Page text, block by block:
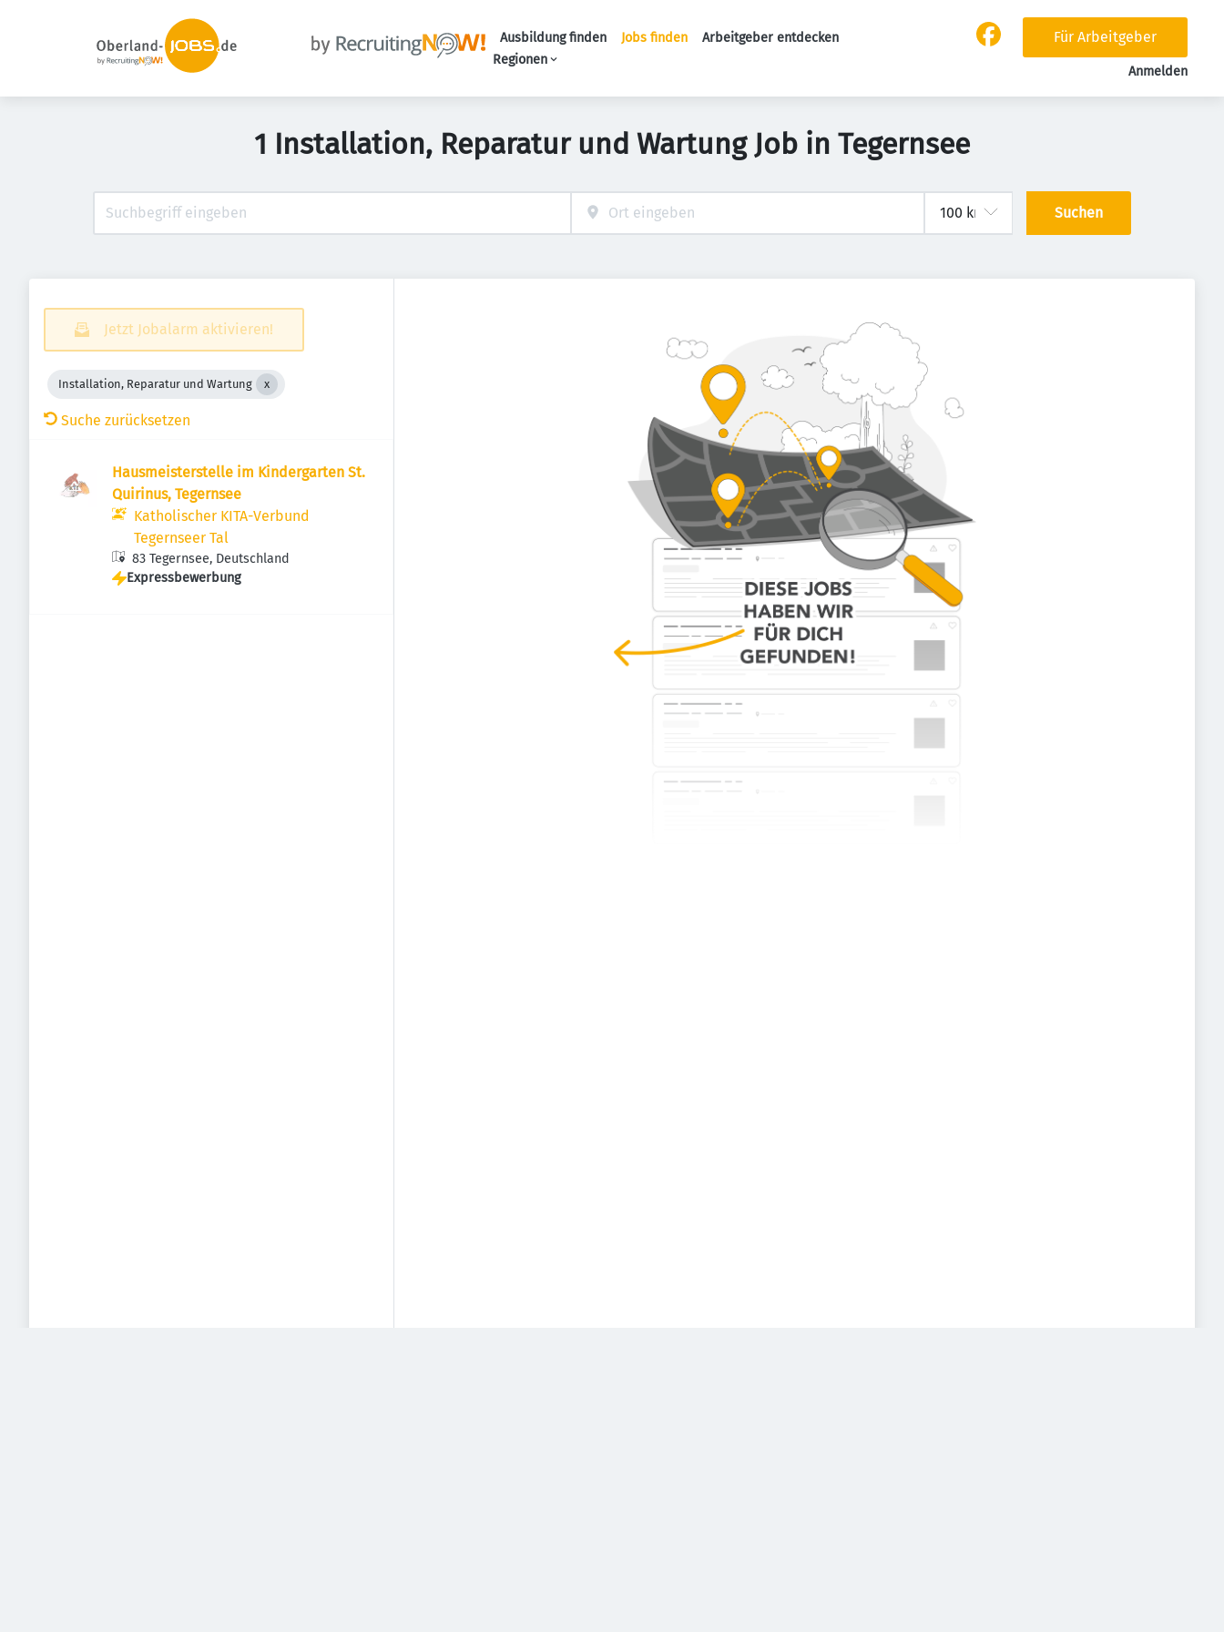
Ausbildung finden Jobs finden
Arbeitgeber entdecken
Regionen
Für Arbeitgeber
Anmelden
1 Installation, Reparatur und Wartung Job in Tegernsee
Suchen
Jetzt Jobalarm aktivieren!
Installation, Reparatur und Wartung
Suche zurücksetzen
Hausmeisterstelle im Kindergarten St.
Quirinus, Tegernsee
Katholischer KITA-Verbund
Tegernseer Tal
83 Tegernsee, Deutschland
Expressbewerbung